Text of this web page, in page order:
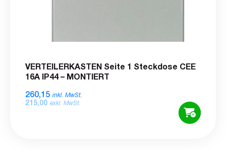
VERTEILERKASTEN Seite 1 Steckdose CEE
16A IP44 – MONTIERT
260,15 inkl. MwSt.
215,00 exkl. MwSt.